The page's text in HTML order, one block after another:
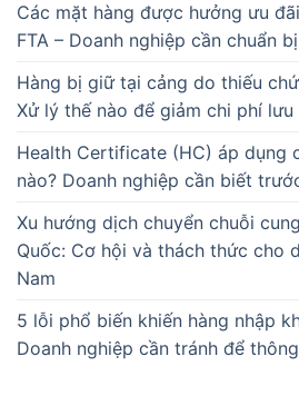
Các mặt hàng được hưởng ưu
FTA – Doanh nghiệp cần chuẩn
Hàng bị giữ tại cảng do thiếu
Xử lý thế nào để giảm chi phí lưu
Health Certificate (HC) áp dụng
nào? Doanh nghiệp cần biết
Xu hướng dịch chuyển chuỗi
Quốc: Cơ hội và thách thức cho
Nam
5 lỗi phổ biến khiến hàng nhập
Doanh nghiệp cần tránh để